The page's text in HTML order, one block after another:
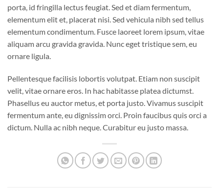
porta, id fringilla lectus feugiat. Sed et diam fermentum,
elementum elit et, placerat nisi. Sed vehicula nibh sed tellus
elementum condimentum. Fusce laoreet lorem ipsum, vitae
aliquam arcu gravida gravida. Nunc eget tristique sem, eu
ornare ligula.
Pellentesque facilisis lobortis volutpat. Etiam non suscipit
velit, vitae ornare eros. In hac habitasse platea dictumst.
Phasellus eu auctor metus, et porta justo. Vivamus suscipit
fermentum ante, eu dignissim orci. Proin faucibus quis orci a
dictum. Nulla ac nibh neque. Curabitur eu justo massa.